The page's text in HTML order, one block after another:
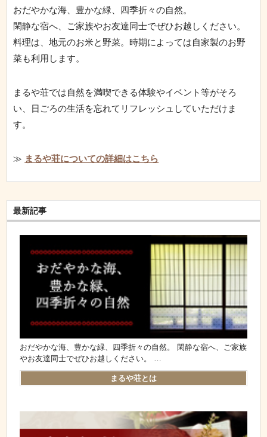
おだやかな海、豊かな緑、四季折々の自然。
閑静な宿へ、ご家族やお友達同士でぜひお越しください。
料理は、地元のお米と野菜。時期によっては自家製のお野
菜も利用します。
まるや荘では自然を満喫できる体験やイベント等がそろ
い、日ごろの生活を忘れてリフレッシュしていただけま
す。
≫ まるや荘についての詳細はこちら
最新記事
おだやかな海、豊かな緑、四季折々の自然。 閑静な宿へ、ご家族
やお友達同士でぜひお越しください。 …
まるや荘とは